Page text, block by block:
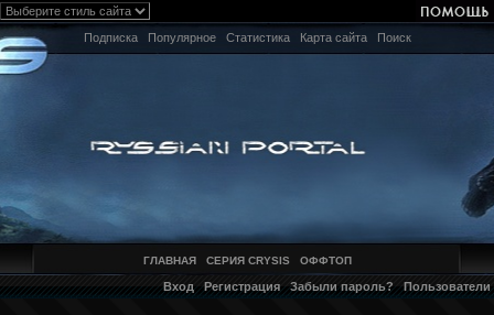
Подписка Популярное Статистика Карта сайта Поиск
ГЛАВНАЯ СЕРИЯ CRYSIS ОФФТОП
Вход Регистрация Забыли пароль? Пользователи